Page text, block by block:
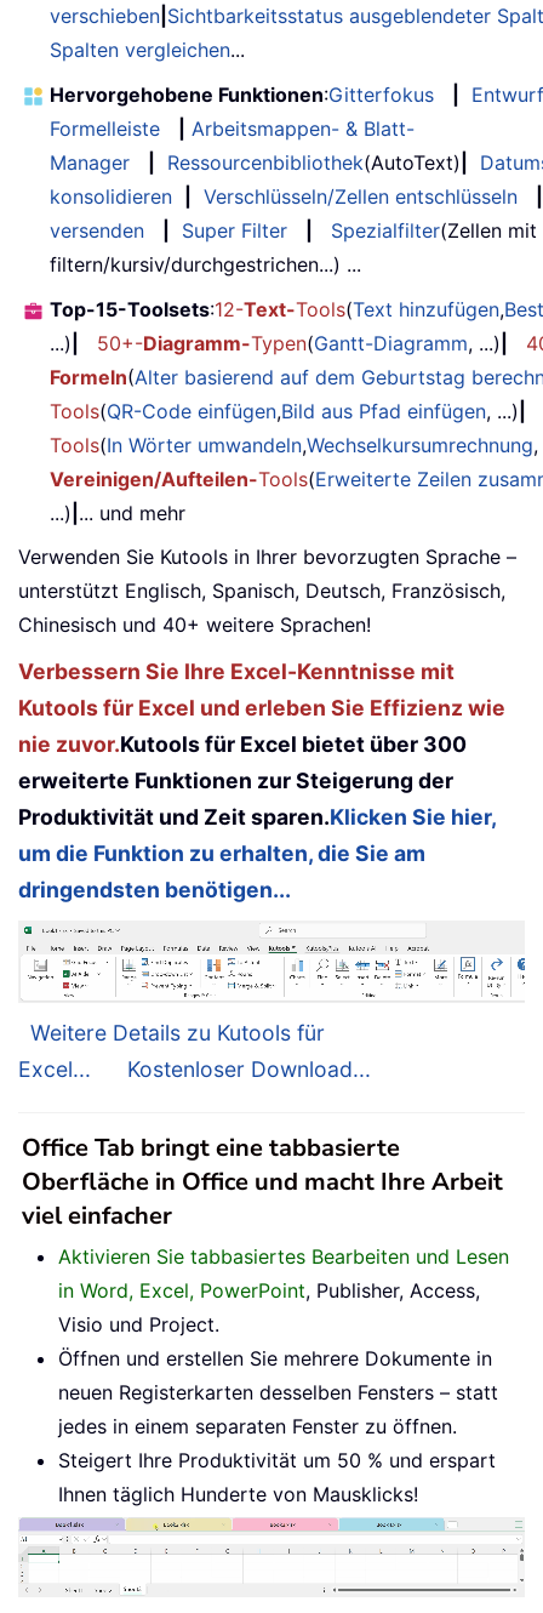
verschieben Sichtbarkeitsstatus ausgeblendeter
Spalten vergleichen...
Hervorgehobene Funktionen:Gitterfokus
Entwurf
Formelleiste
Arbeitsmappen- & Blatt-
Manager
Ressourcenbibliothek(AutoText)
konsolidieren
Verschlüsseln/Zellen entschlüsseln
versenden
Super Filter Spezialfilter(Zellen
filtern/kursiv/durchgestrichen...) ...
Top-15-Toolsets:12-Text-Tools(Text hinzufügen,
...)
50+-Diagramm-Typen(Gantt-Diagramm, ...)
Formeln(Alter basierend auf dem Geburtstag
Tools(QR-Code einfügen,Bild aus Pfad einfügen, ...)
Tools(In Wörter umwandeln,Wechselkursumrechnung
Vereinigen/Aufteilen-Tools(Erweiterte Zeilen
...) ... und mehr
Verwenden Sie Kutools in Ihrer bevorzugten Sprache –
unterstützt Englisch, Spanisch, Deutsch, Französisch,
Chinesisch und 40+ weitere Sprachen!
Verbessern Sie Ihre Excel-Kenntnisse mit
Kutools für Excel und erleben Sie Effizienz wie
nie zuvor.Kutools für Excel bietet über 300
erweiterte Funktionen zur Steigerung der
Produktivität und Zeit sparen.Klicken Sie hier,
um die Funktion zu erhalten, die Sie am
dringendsten benötigen...
Weitere Details zu Kutools für
Excel...
Kostenloser Download...
Office Tab bringt eine tabbasierte
Oberfläche in Office und macht Ihre Arbeit
viel einfacher
Aktivieren Sie tabbasiertes Bearbeiten und Lesen
in Word, Excel, PowerPoint, Publisher, Access,
Visio und Project.
Öffnen und erstellen Sie mehrere Dokumente in
neuen Registerkarten desselben Fensters – statt
jedes in einem separaten Fenster zu öffnen.
Steigert Ihre Produktivität um 50 % und erspart
Ihnen täglich Hunderte von Mausklicks!